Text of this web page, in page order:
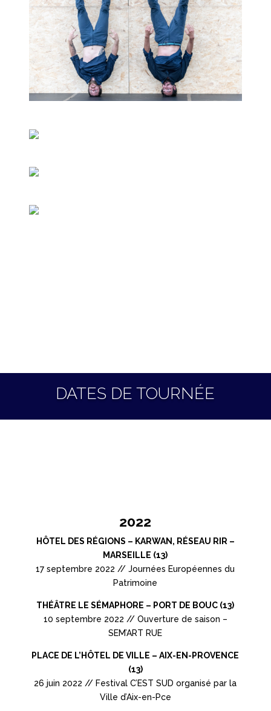
DATES DE TOURNÉE
2022
HÔTEL DES RÉGIONS – KARWAN, RÉSEAU RIR –
MARSEILLE (13)
17 septembre 2022 // Journées Européennes du
Patrimoine
THÉÂTRE LE SÉMAPHORE – PORT DE BOUC (13)
10 septembre 2022 // Ouverture de saison –
SEM’ART RUE
PLACE DE L’HÔTEL DE VILLE – AIX-EN-PROVENCE
(13)
26 juin 2022 // Festival C’EST SUD organisé par la
Ville d’Aix-en-Pce